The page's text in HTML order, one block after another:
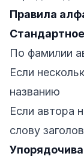
Правила
По фамилии
Если
названию
Если автора
слову